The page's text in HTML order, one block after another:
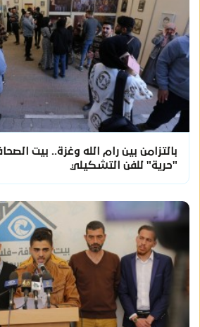
بالتزامن بين رام الله وغزة.. بيت
"حرية" للفن التشكيلي